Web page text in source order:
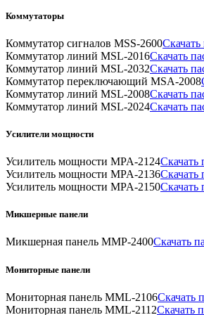
Коммутаторы
Коммутатор сигналов MSS-2600Скачать
Коммутатор линий MSL-2016Скачать
Коммутатор линий MSL-2032Скачать
Коммутатор переключающий MSA-2008
Коммутатор линий MSL-2008Скачать
Коммутатор линий MSL-2024Скачать
Усилители мощности
Усилитель мощности MPA-2124Скачать
Усилитель мощности MPA-2136Скачать
Усилитель мощности MPA-2150Скачать
Микшерные панели
Микшерная панель MMP-2400Скачать
Мониторные панели
Мониторная панель MML-2106Скачать
Мониторная панель MML-2112Скачать